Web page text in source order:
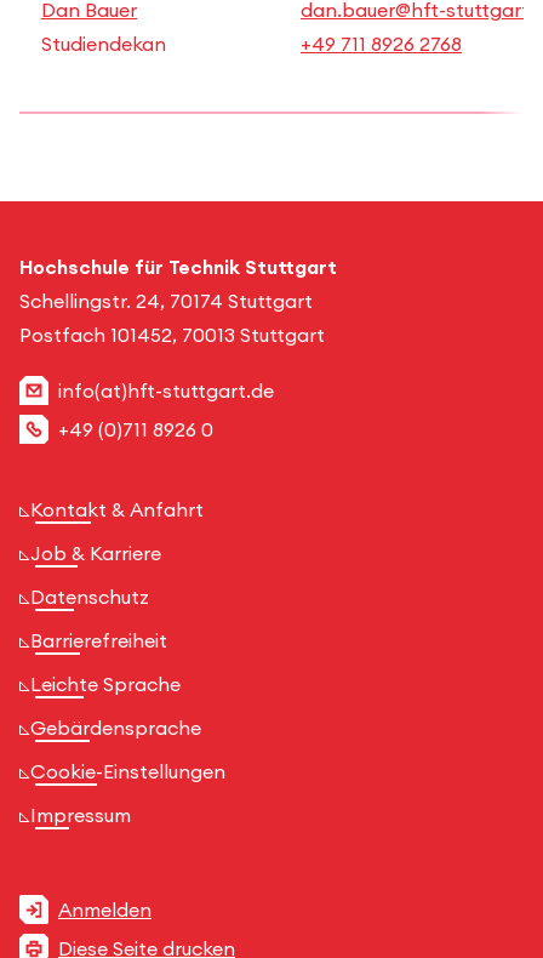
Dan Bauer
Studiendekan
dan.bauer@hft-
+49 711 8926 2768
Hochschule für Technik Stuttgart
Schellingstr. 24, 70174 Stuttgart
Postfach 101452, 70013 Stuttgart
info(at)hft-stuttgart.de
+49 (0)711 8926 0
Kontakt & Anfahrt
Job & Karriere
Datenschutz
Barrierefreiheit
Leichte Sprache
Gebärdensprache
Cookie-Einstellungen
Impressum
Anmelden
Diese Seite drucken